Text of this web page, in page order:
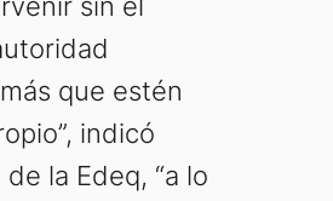
sin el
que estén
indicó
la Edeq, “a lo